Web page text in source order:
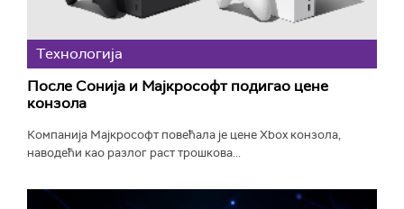
Технологијa
После Сонија и Мајкрософт подигао цене
конзола
Компанија Мајкрософт повећала је цене Xbox конзола,
наводећи као разлог раст трошкова...